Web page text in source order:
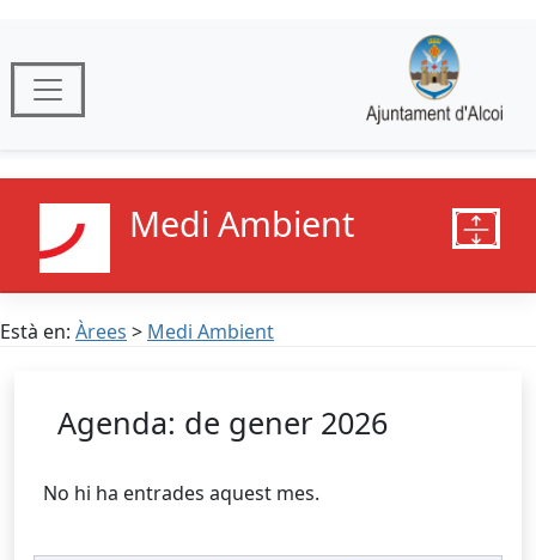
Medi Ambient
Està en: Àrees > Medi Ambient
Agenda: de gener 2026
No hi ha entrades aquest mes.